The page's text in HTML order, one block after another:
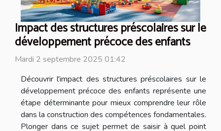
Impact des structures préscolaires sur le
développement précoce des enfants
Mardi 2 septembre 2025 01:42
Découvrir l'impact des structures préscolaires sur le
développement précoce des enfants représente une
étape déterminante pour mieux comprendre leur rôle
dans la construction des compétences fondamentales.
Plonger dans ce sujet permet de saisir à quel point